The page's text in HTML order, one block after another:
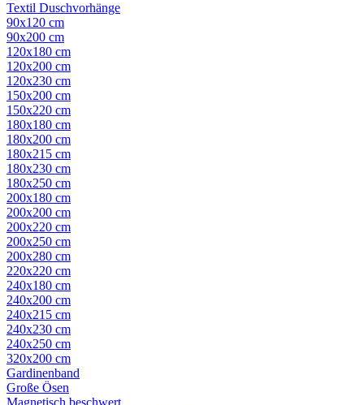
Textil Duschvorhänge
90x120 cm
90x200 cm
120x180 cm
120x200 cm
120x230 cm
150x200 cm
150x220 cm
180x180 cm
180x200 cm
180x215 cm
180x230 cm
180x250 cm
200x180 cm
200x200 cm
200x220 cm
200x250 cm
200x280 cm
220x220 cm
240x180 cm
240x200 cm
240x215 cm
240x230 cm
240x250 cm
320x200 cm
Gardinenband
Große Ösen
Magnetisch beschwert